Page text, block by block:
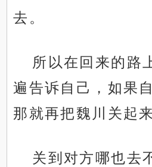
去。
所以在回来的路
遍告诉自己，如果
那就再把魏川关起
关到对方哪也去